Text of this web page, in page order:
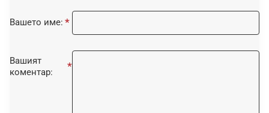
Вашето име:
Вашият
коментар: